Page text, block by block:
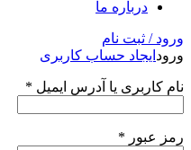
درباره ما
ورود / ثبت نام
ورود ایجاد حساب کاربری
نام کاربری یا آدرس ایمیل *
رمز عبور *